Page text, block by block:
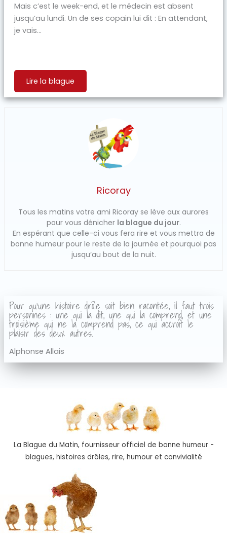
Mais c’est le week-end, et le médecin est absent
jusqu’au lundi. Un de ses copain lui dit : En attendant,
je vais...
Lire la blague
Ricoray
Tous les matins votre ami Ricoray se lève aux aurores
pour vous dénicher la blague du jour.
En espérant que celle-ci vous fera rire et vous mettra de
bonne humeur pour le reste de la journée et pourquoi pas
jusqu’au bout de la nuit.
Pour qu'une histoire drôle soit bien racontée, il faut trois
personnes : une qui la dit, une qui la comprend, et une
troisième qui ne la comprend pas, ce qui accroît le
plaisir des deux autres.
Alphonse Allais
La Blague du Matin, fournisseur officiel de bonne humeur -
blagues, histoires drôles, rire, humour et convivialité